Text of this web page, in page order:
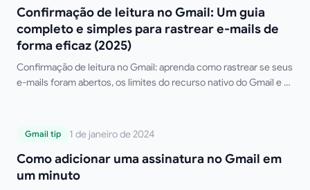
de forma eficaz (2025)
Confirmação de leitura no Gmail: Um guia
completo e simples para rastrear e-mails de
forma eficaz (2025)
Confirmação de leitura no Gmail: aprenda como rastrear se seus
e-mails foram abertos, os limites do recurso nativo do Gmail e as
Como adicionar uma assinatura no Gmail
Gmail tip 1 de janeiro de 2024
Como adicionar uma assinatura no Gmail em
um minuto